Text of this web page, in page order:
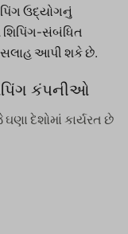
ઉદ્યોગનું
સંબંધિત
આપી શકે છે.
કંપનીઓ
દેશોમાં કાર્યરત છે